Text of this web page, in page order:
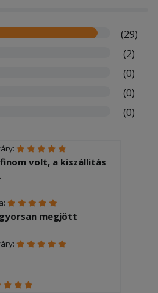
(29)
(2)
(0)
(0)
(0)
volt, a kiszállitás
megjött